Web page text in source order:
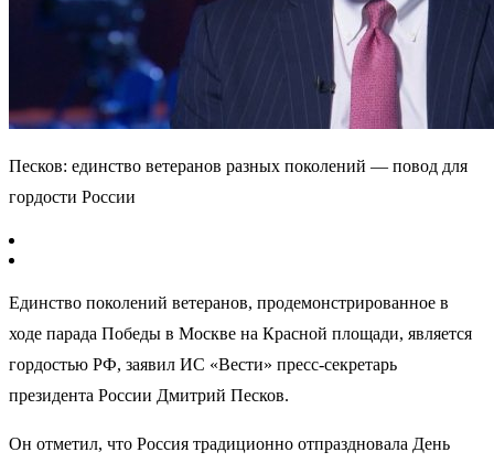
Песков: единство ветеранов разных поколений — повод для
гордости России
Единство поколений ветеранов, продемонстрированное в
ходе парада Победы в Москве на Красной площади, является
гордостью РФ, заявил ИС «Вести» пресс-секретарь
президента России Дмитрий Песков.
Он отметил, что Россия традиционно отпраздновала День